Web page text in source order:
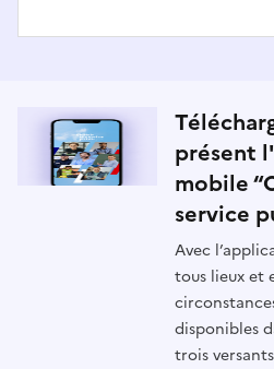
présent
mobile
service
Avec
tous lieux et
disponibles
trois